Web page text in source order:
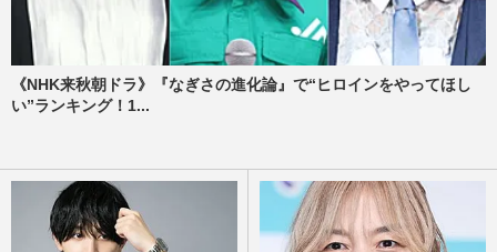
《NHK来秋朝ドラ》『なぎさの進化論』で“ヒロインをやってほし
い”ランキング！1...